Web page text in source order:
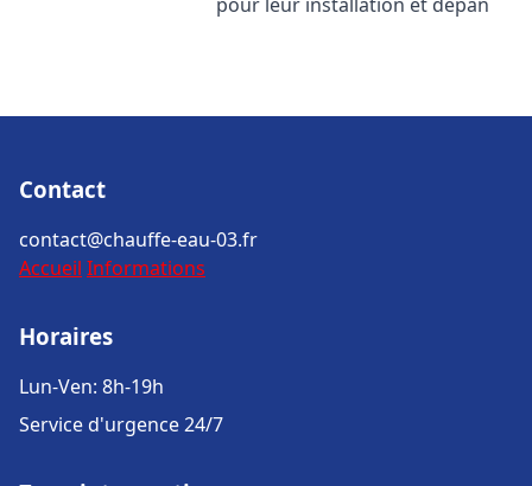
Contact
contact@chauffe-eau-03.fr
Accueil Informations
Horaires
Lun-Ven: 8h-19h
Service d'urgence 24/7